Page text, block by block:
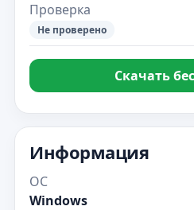
Проверка
Не проверено
Скачать
Информация
ОС
Windows